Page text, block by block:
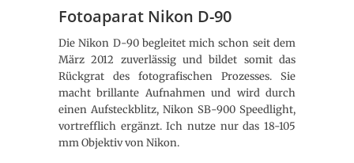
Fotoaparat Nikon D-90
Die Nikon D-90 begleitet mich schon seit dem
März 2012 zuverlässig und bildet somit das
Rückgrat des fotografischen Prozesses. Sie
macht brillante Aufnahmen und wird durch
einen Aufsteckblitz, Nikon SB-900 Speedlight,
vortrefflich ergänzt. Ich nutze nur das 18-105
mm Objektiv von Nikon.